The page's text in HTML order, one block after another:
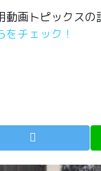
画トピックスの
チェック！